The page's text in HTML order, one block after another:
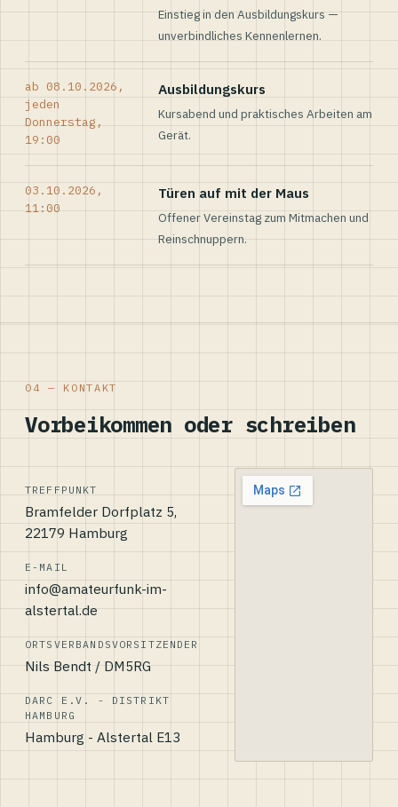
Einstieg in den Ausbildungskurs —
unverbindliches Kennenlernen.
ab 08.10.2026,
jeden
Donnerstag,
19:00
Ausbildungskurs
Kursabend und praktisches Arbeiten am
Gerät.
03.10.2026,
11:00
Türen auf mit der Maus
Offener Vereinstag zum Mitmachen und
Reinschnuppern.
04 — KONTAKT
Vorbeikommen oder schreiben
TREFFPUNKT
Bramfelder Dorfplatz 5,
22179 Hamburg
E-MAIL
info@amateurfunk-im-
alstertal.de
ORTSVERBANDSVORSITZENDER
Nils Bendt / DM5RG
DARC E.V. - DISTRIKT
HAMBURG
Hamburg - Alstertal E13